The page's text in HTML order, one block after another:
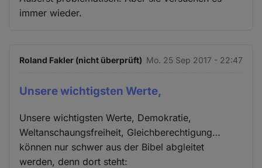
immer wieder.
Roland Fakler (nicht überprüft) Mo. 25 Sep 2017 - 22:47
Unsere wichtigsten Werte,
Unsere wichtigsten Werte, Demokratie,
Weltanschaungsfreiheit, Gleichberechtigung…
können nur schwer aus der Bibel abgleitet
werden, denn dort steht: